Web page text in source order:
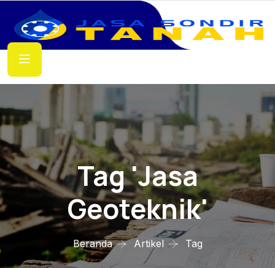
Tag 'jasa
Geoteknik'
Beranda Artikel Tag